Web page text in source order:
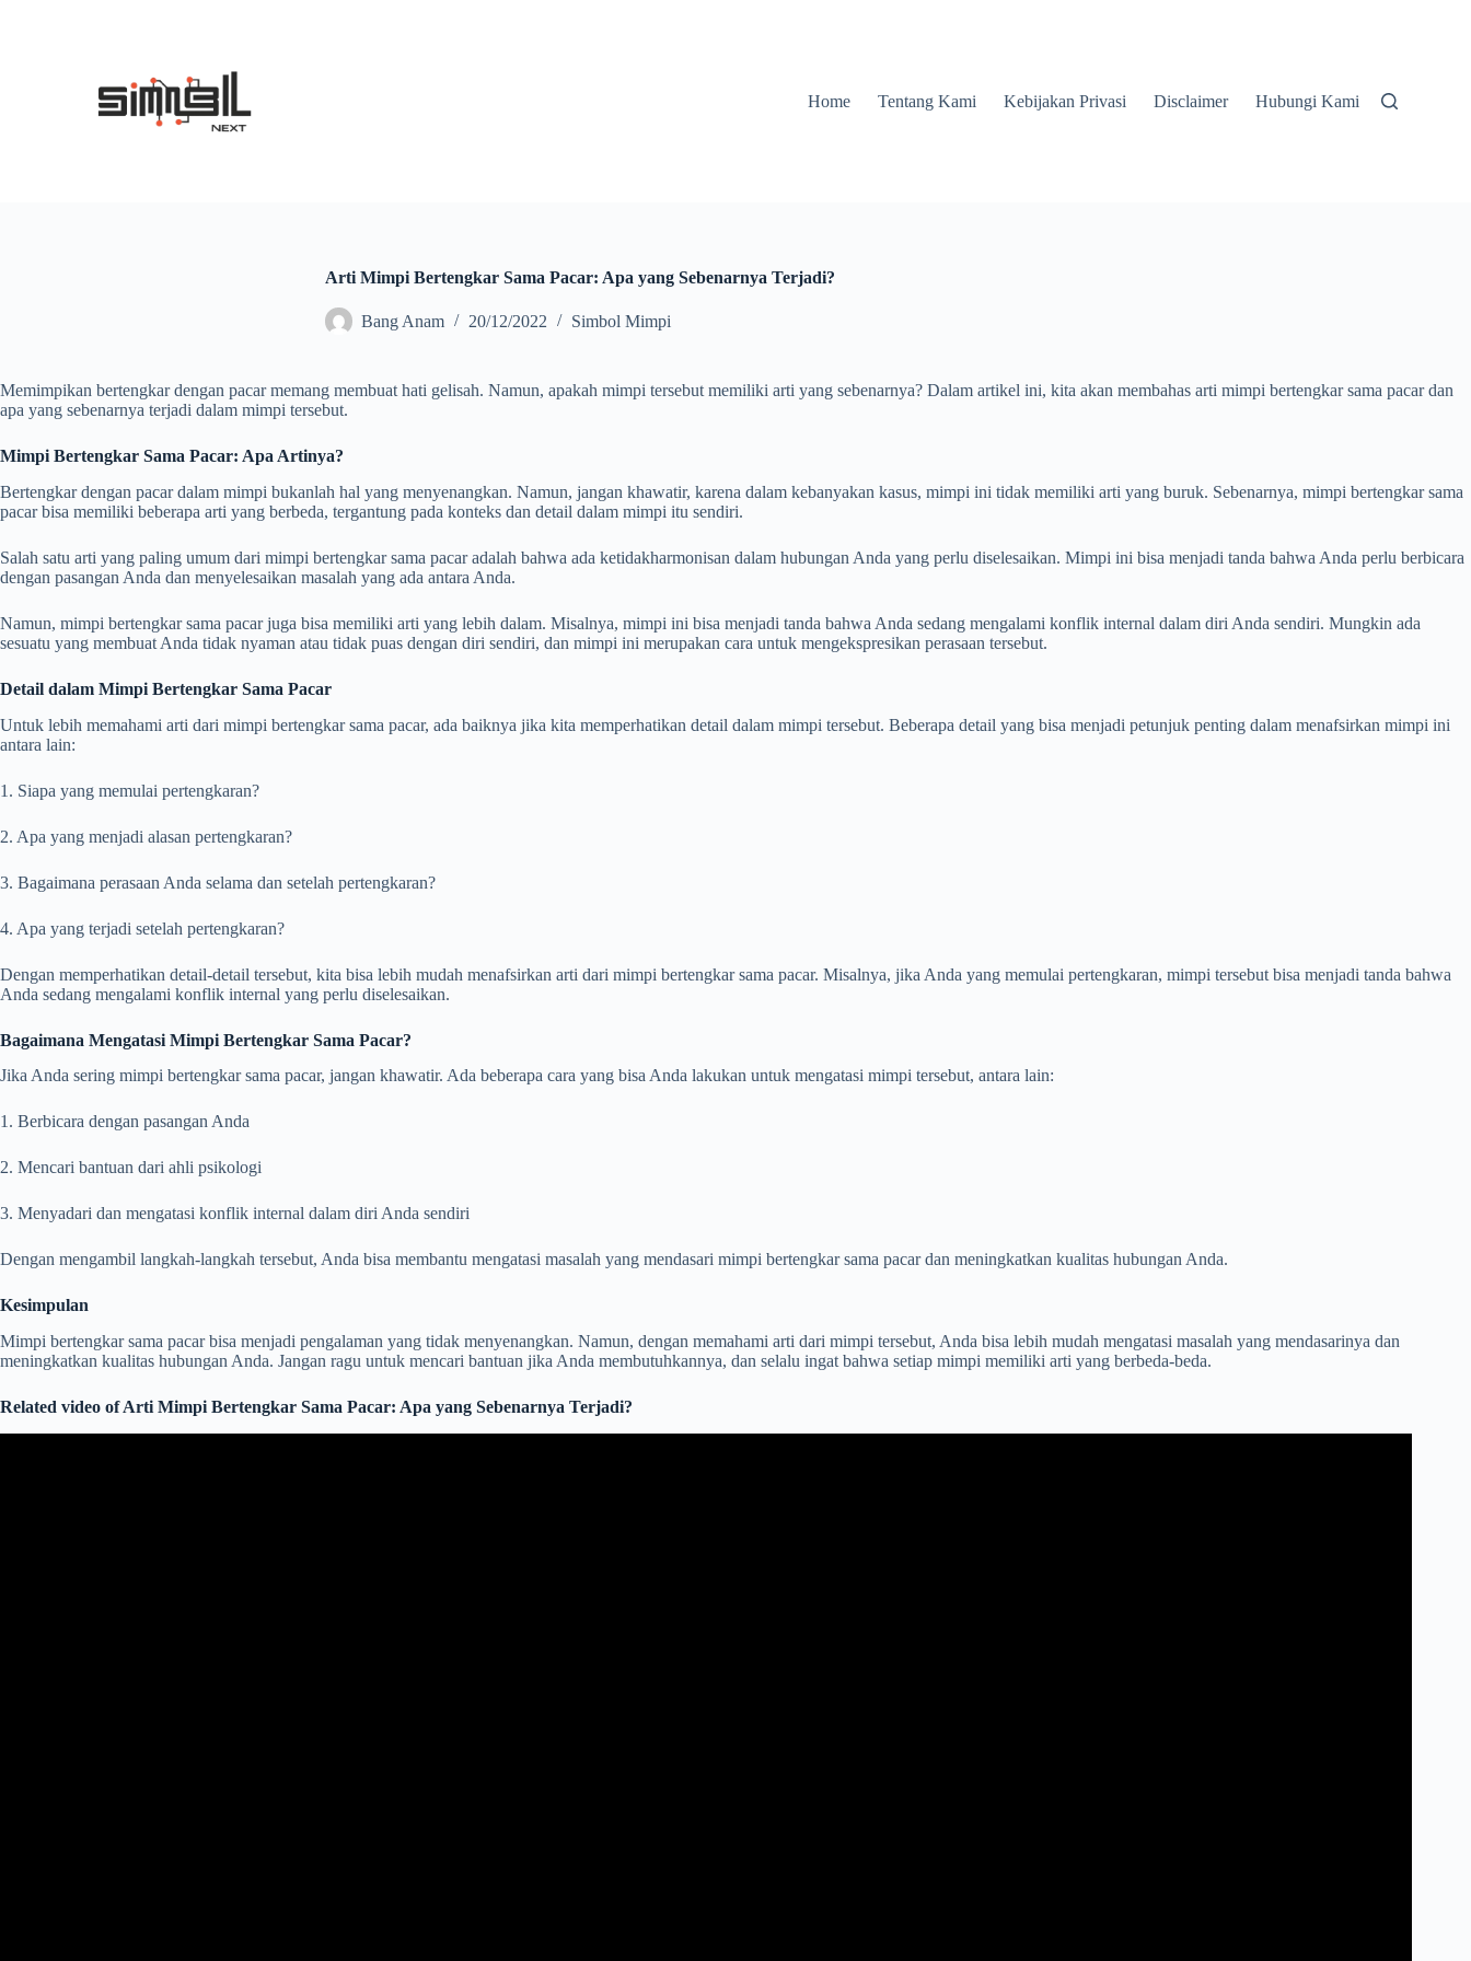
Home Tentang Kami Kebijakan Privasi Disclaimer Hubungi Kami
Arti Mimpi Bertengkar Sama Pacar: Apa yang Sebenarnya Terjadi?
Bang Anam 20/12/2022 Simbol Mimpi
Memimpikan bertengkar dengan pacar memang membuat hati gelisah. Namun, apakah mimpi tersebut memiliki arti yang sebenarnya? Dalam artikel ini, kita akan membahas arti mimpi bertengkar sama pacar dan
apa yang sebenarnya terjadi dalam mimpi tersebut.
Mimpi Bertengkar Sama Pacar: Apa Artinya?
Bertengkar dengan pacar dalam mimpi bukanlah hal yang menyenangkan. Namun, jangan khawatir, karena dalam kebanyakan kasus, mimpi ini tidak memiliki arti yang buruk. Sebenarnya, mimpi bertengkar sama
pacar bisa memiliki beberapa arti yang berbeda, tergantung pada konteks dan detail dalam mimpi itu sendiri.
Salah satu arti yang paling umum dari mimpi bertengkar sama pacar adalah bahwa ada ketidakharmonisan dalam hubungan Anda yang perlu diselesaikan. Mimpi ini bisa menjadi tanda bahwa Anda perlu berbicara
dengan pasangan Anda dan menyelesaikan masalah yang ada antara Anda.
Namun, mimpi bertengkar sama pacar juga bisa memiliki arti yang lebih dalam. Misalnya, mimpi ini bisa menjadi tanda bahwa Anda sedang mengalami konflik internal dalam diri Anda sendiri. Mungkin ada
sesuatu yang membuat Anda tidak nyaman atau tidak puas dengan diri sendiri, dan mimpi ini merupakan cara untuk mengekspresikan perasaan tersebut.
Detail dalam Mimpi Bertengkar Sama Pacar
Untuk lebih memahami arti dari mimpi bertengkar sama pacar, ada baiknya jika kita memperhatikan detail dalam mimpi tersebut. Beberapa detail yang bisa menjadi petunjuk penting dalam menafsirkan mimpi ini
antara lain:
1. Siapa yang memulai pertengkaran?
2. Apa yang menjadi alasan pertengkaran?
3. Bagaimana perasaan Anda selama dan setelah pertengkaran?
4. Apa yang terjadi setelah pertengkaran?
Dengan memperhatikan detail-detail tersebut, kita bisa lebih mudah menafsirkan arti dari mimpi bertengkar sama pacar. Misalnya, jika Anda yang memulai pertengkaran, mimpi tersebut bisa menjadi tanda bahwa
Anda sedang mengalami konflik internal yang perlu diselesaikan.
Bagaimana Mengatasi Mimpi Bertengkar Sama Pacar?
Jika Anda sering mimpi bertengkar sama pacar, jangan khawatir. Ada beberapa cara yang bisa Anda lakukan untuk mengatasi mimpi tersebut, antara lain:
1. Berbicara dengan pasangan Anda
2. Mencari bantuan dari ahli psikologi
3. Menyadari dan mengatasi konflik internal dalam diri Anda sendiri
Dengan mengambil langkah-langkah tersebut, Anda bisa membantu mengatasi masalah yang mendasari mimpi bertengkar sama pacar dan meningkatkan kualitas hubungan Anda.
Kesimpulan
Mimpi bertengkar sama pacar bisa menjadi pengalaman yang tidak menyenangkan. Namun, dengan memahami arti dari mimpi tersebut, Anda bisa lebih mudah mengatasi masalah yang mendasarinya dan
meningkatkan kualitas hubungan Anda. Jangan ragu untuk mencari bantuan jika Anda membutuhkannya, dan selalu ingat bahwa setiap mimpi memiliki arti yang berbeda-beda.
Related video of Arti Mimpi Bertengkar Sama Pacar: Apa yang Sebenarnya Terjadi?